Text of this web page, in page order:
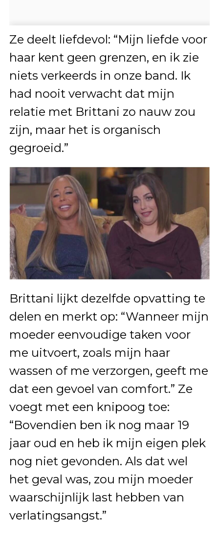
Ze deelt liefdevol: “Mijn liefde voor
haar kent geen grenzen, en ik zie
niets verkeerds in onze band. Ik
had nooit verwacht dat mijn
relatie met Brittani zo nauw zou
zijn, maar het is organisch
gegroeid.”
Brittani lijkt dezelfde opvatting te
delen en merkt op: “Wanneer mijn
moeder eenvoudige taken voor
me uitvoert, zoals mijn haar
wassen of me verzorgen, geeft me
dat een gevoel van comfort.” Ze
voegt met een knipoog toe:
“Bovendien ben ik nog maar 19
jaar oud en heb ik mijn eigen plek
nog niet gevonden. Als dat wel
het geval was, zou mijn moeder
waarschijnlijk last hebben van
verlatingsangst.”